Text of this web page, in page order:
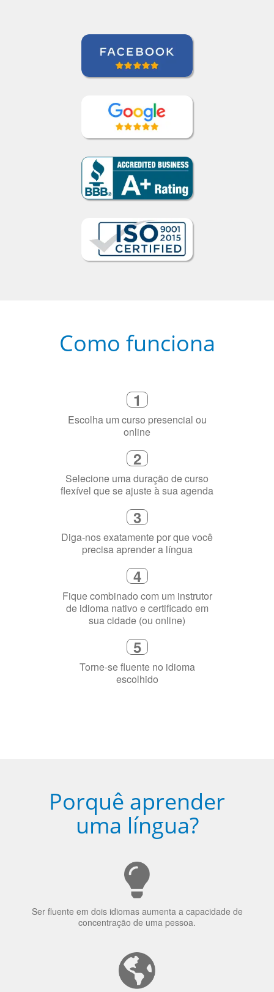
Como funciona
1
Escolha um curso presencial ou
online
2
Selecione uma duração de curso
flexível que se ajuste à sua agenda
3
Diga-nos exatamente por que você
precisa aprender a língua
4
Fique combinado com um instrutor
de idioma nativo e certificado em
sua cidade (ou online)
5
Torne-se fluente no idioma
escolhido
Porquê aprender
uma língua?
Ser fluente em dois idiomas aumenta a capacidade de
concentração de uma pessoa.